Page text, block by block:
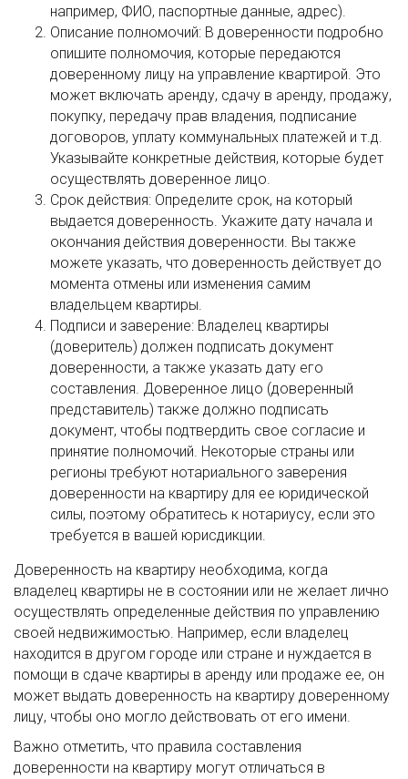
например, ФИО, паспортные данные, адрес).
Описание полномочий: В доверенности подробно
опишите полномочия, которые передаются
доверенному лицу на управление квартирой. Это
может включать аренду, сдачу в аренду, продажу,
покупку, передачу прав владения, подписание
договоров, уплату коммунальных платежей и т.д.
Указывайте конкретные действия, которые будет
осуществлять доверенное лицо.
Срок действия: Определите срок, на который
выдается доверенность. Укажите дату начала и
окончания действия доверенности. Вы также
можете указать, что доверенность действует до
момента отмены или изменения самим
владельцем квартиры.
Подписи и заверение: Владелец квартиры
(доверитель) должен подписать документ
доверенности, а также указать дату его
составления. Доверенное лицо (доверенный
представитель) также должно подписать
документ, чтобы подтвердить свое согласие и
принятие полномочий. Некоторые страны или
регионы требуют нотариального заверения
доверенности на квартиру для ее юридической
силы, поэтому обратитесь к нотариусу, если это
требуется в вашей юрисдикции.
Доверенность на квартиру необходима, когда
владелец квартиры не в состоянии или не желает лично
осуществлять определенные действия по управлению
своей недвижимостью. Например, если владелец
находится в другом городе или стране и нуждается в
помощи в сдаче квартиры в аренду или продаже ее, он
может выдать доверенность на квартиру доверенному
лицу, чтобы оно могло действовать от его имени.
Важно отметить, что правила составления
доверенности на квартиру могут отличаться в